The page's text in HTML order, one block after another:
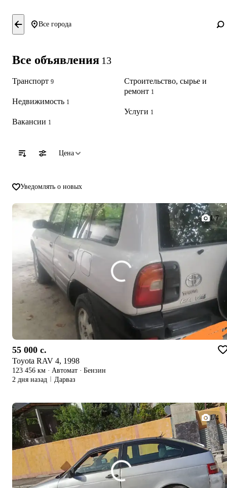
Все города
Все объявления 13
Транспорт 9
Недвижимость 1
Вакансии 1
Строительство, сырье и
ремонт 1
Услуги 1
Цена
Уведомлять о новых
1/7
55 000 c.
Toyota RAV 4, 1998
123 456 км · Автомат · Бензин
2 дня назад
Дарваз
1/4